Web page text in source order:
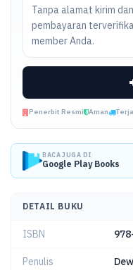
Tanpa alamat kirim
pembayaran
member Anda.
Penerbit Resmi Aman
BACA JUGA DI
Google Play Books
DETAIL BUKU
ISBN
Penulis